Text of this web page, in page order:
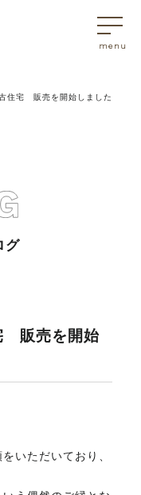
住宅 販売を開始しました
グ
販売を開始
いただいており、